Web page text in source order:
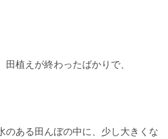
田植えが終わったばかりで、
のある田んぼの中に、少し大きくな